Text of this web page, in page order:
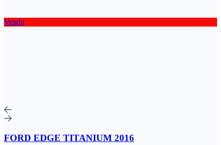
Vendu
FORD EDGE TITANIUM 2016